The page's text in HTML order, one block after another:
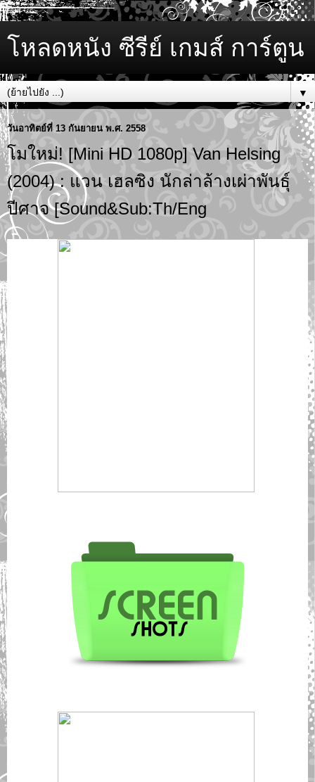
โหลดหนัง ซีรีย์ เกมส์ การ์ตูน
▼
วันอาทิตย์ที่ 13 กันยายน พ.ศ. 2558
โมใหม่! [Mini HD 1080p] Van Helsing
(2004) : แวน เฮลซิง นักล่าล้างเผ่าพันธุ์
ปีศาจ [Sound&Sub:Th/Eng